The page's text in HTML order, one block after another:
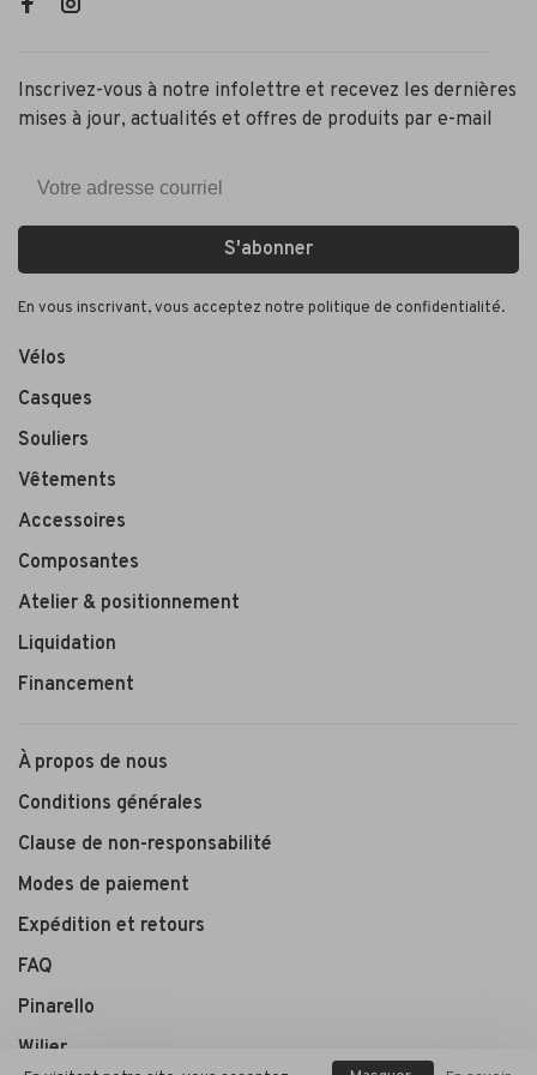
Inscrivez-vous à notre infolettre et recevez les dernières
mises à jour, actualités et offres de produits par e-mail
S'abonner
En vous inscrivant, vous acceptez notre politique de confidentialité.
Vélos
Casques
Souliers
Vêtements
Accessoires
Composantes
Atelier & positionnement
Liquidation
Financement
À propos de nous
Conditions générales
Clause de non-responsabilité
Modes de paiement
Expédition et retours
FAQ
Pinarello
Wilier